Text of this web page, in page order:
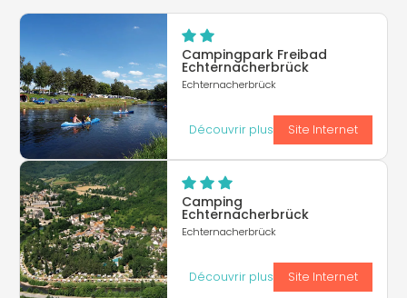
Campingpark Freibad
Echternacherbrück
Echternacherbrück
Découvrir plus Site Internet
Camping
Echternacherbrück
Echternacherbrück
Découvrir plus Site Internet